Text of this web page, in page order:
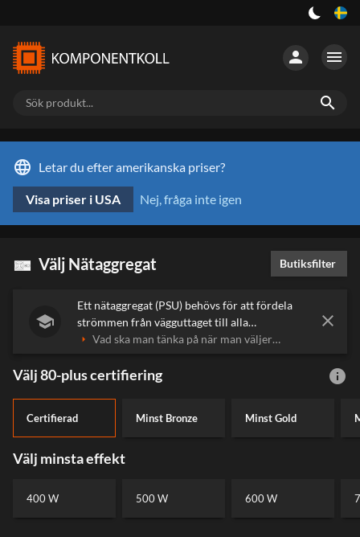
person menu
search
language Letar du efter amerikanska priser?
Nej, fråga inte igen
Visa priser i USA
Välj Nätaggregat Butiksfilter
school
Ett nätaggregat (PSU) behövs för att fördela
strömmen från vägguttaget till alla
komponenter i datorn. Ett bra nätaggregat
förluster.
arrow_right Vad ska man tänka på när man väljer
close
Välj 80-plus certifiering info
Certifierad Minst Bronze Minst Gold
Välj minsta effekt
400 W 500 W 600 W